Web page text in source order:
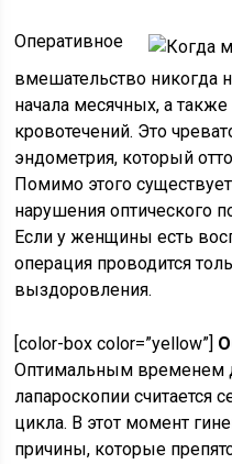
Оперативное
вмешательство никогда
начала месячных, а
кровотечений. Это
эндометрия, который
Помимо этого
нарушения оптического
Если у женщины есть
операция проводится
выздоровления.
[color-box color=”yellow”]
Оптимальным временем
лапароскопии считается
цикла. В этот момент
причины, которые